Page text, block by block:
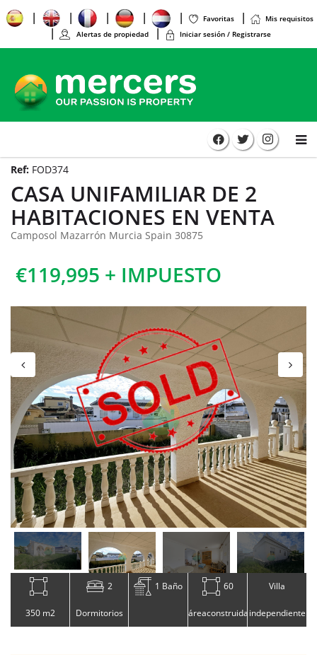
Favoritas
Mis requisitos
Alertas de propiedad
Iniciar sesión / Registrarse
Ref: FOD374
CASA UNIFAMILIAR DE 2
HABITACIONES EN VENTA
Camposol Mazarrón Murcia Spain 30875
€119,995 + IMPUESTO
350 m2
2
Dormitorios
1 Baño 60
áreaconstruida
Villa
independiente